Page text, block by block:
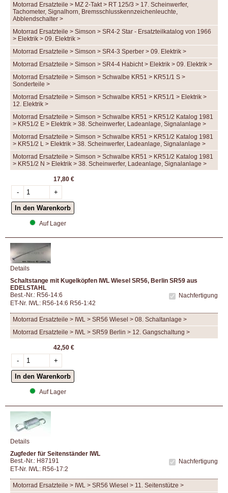
Motorrad Ersatzteile > MZ 2-Takt > RT 125/3 > 17. Scheinwerfer,
Tachometer, Signalhorn, Bremsschlusskennzeichenleuchte,
Abblendschalter >
Motorrad Ersatzteile > Simson > SR4-2 Star - Ersatzteilkatalog von 1966
> Elektrik > 09. Elektrik >
Motorrad Ersatzteile > Simson > SR4-3 Sperber > 09. Elektrik >
Motorrad Ersatzteile > Simson > SR4-4 Habicht > Elektrik > 09. Elektrik >
Motorrad Ersatzteile > Simson > Schwalbe KR51 > KR51/1 S >
Sonderteile >
Motorrad Ersatzteile > Simson > Schwalbe KR51 > KR51/1 > Elektrik >
12. Elektrik >
Motorrad Ersatzteile > Simson > Schwalbe KR51 > KR51/2 Katalog 1981
> KR51/2 E > Elektrik > 38. Scheinwerfer, Ladeanlage, Signalanlage >
Motorrad Ersatzteile > Simson > Schwalbe KR51 > KR51/2 Katalog 1981
> KR51/2 L > Elektrik > 38. Scheinwerfer, Ladeanlage, Signalanlage >
Motorrad Ersatzteile > Simson > Schwalbe KR51 > KR51/2 Katalog 1981
> KR51/2 N > Elektrik > 38. Scheinwerfer, Ladeanlage, Signalanlage >
17,80 €
Auf Lager
Details
Schaltstange mit Kugelköpfen IWL Wiesel SR56, Berlin SR59 aus
EDELSTAHL
Nachfertigung
Best.-Nr.: R56-14:6
ET-Nr. IWL: R56-14:6 R56-1:42
Motorrad Ersatzteile > IWL > SR56 Wiesel > 08. Schaltanlage >
Motorrad Ersatzteile > IWL > SR59 Berlin > 12. Gangschaltung >
42,50 €
Auf Lager
Details
Zugfeder für Seitenständer IWL
Nachfertigung
Best.-Nr.: H87191
ET-Nr. IWL: R56-17:2
Motorrad Ersatzteile > IWL > SR56 Wiesel > 11. Seitenstütze >